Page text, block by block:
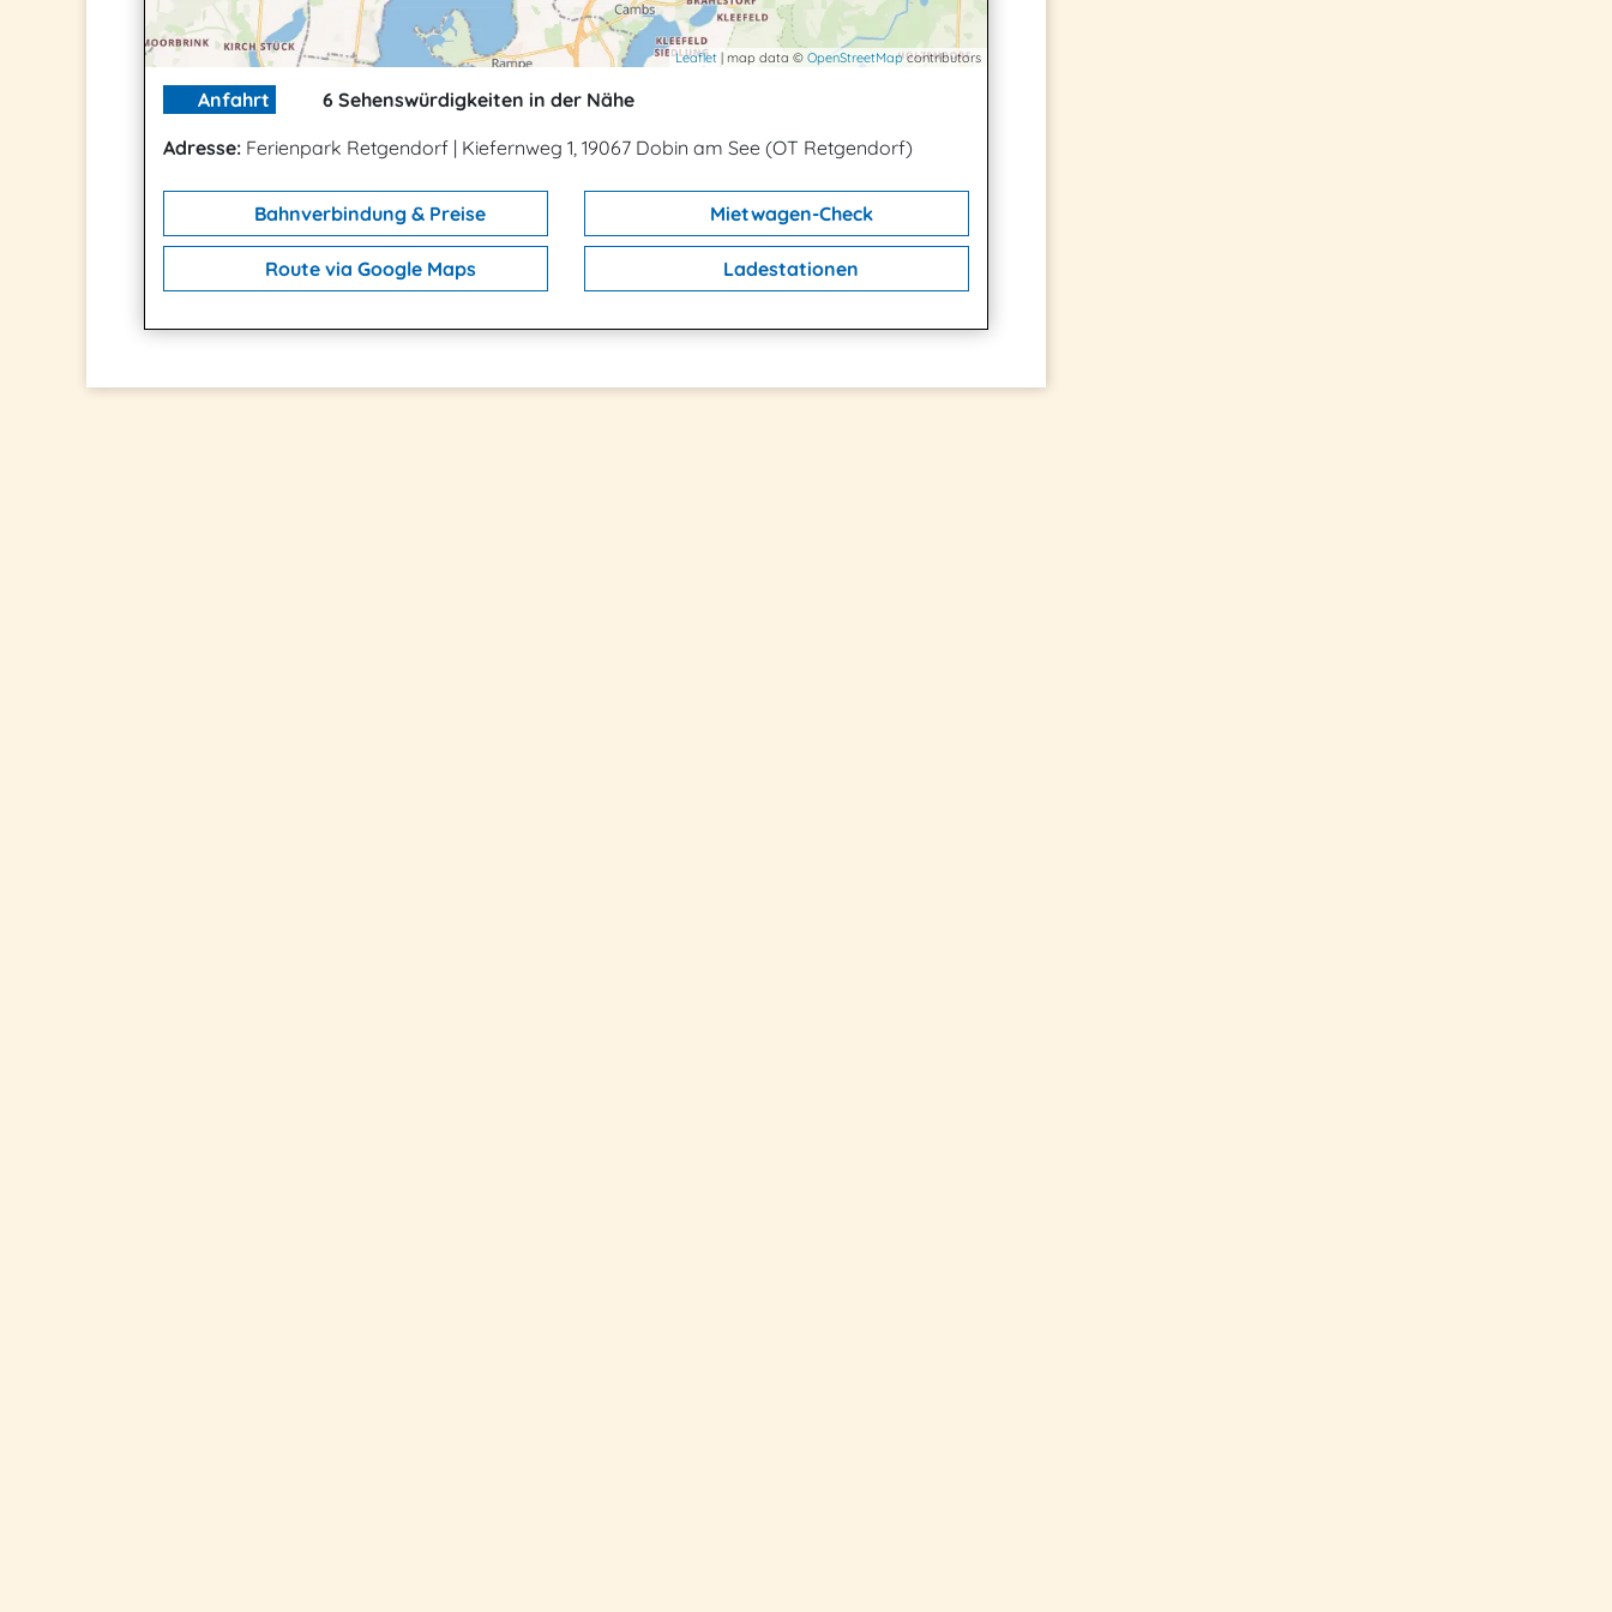
Leaflet | map data © OpenStreetMapcontributors
Anfahrt
6 Sehenswürdigkeiten in der Nähe
Adresse: Ferienpark Retgendorf | Kiefernweg 1, 19067 Dobin am See (OT Retgendorf)
Bahnverbindung & Preise Mietwagen-Check
Route via Google Maps Ladestationen